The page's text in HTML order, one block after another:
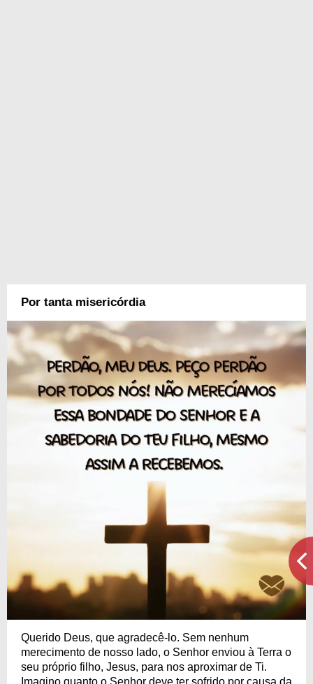
Por tanta misericórdia
Querido Deus, que agradecê-lo. Sem nenhum
merecimento de nosso lado, o Senhor enviou à Terra o
seu próprio filho, Jesus, para nos aproximar de Ti.
Imagino quanto o Senhor deve ter sofrido por causa da